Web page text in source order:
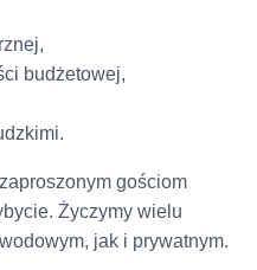
budżetowej,
gościom
Życzymy wielu
jak i prywatnym.